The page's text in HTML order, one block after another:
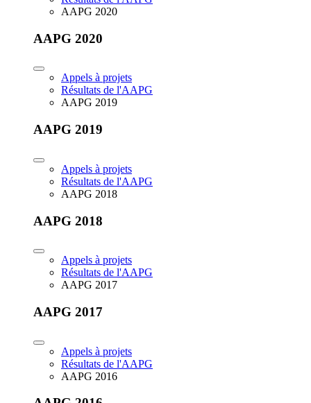
AAPG 2020
AAPG 2020
Appels à projets
Résultats de l'AAPG
AAPG 2019
AAPG 2019
Appels à projets
Résultats de l'AAPG
AAPG 2018
AAPG 2018
Appels à projets
Résultats de l'AAPG
AAPG 2017
AAPG 2017
Appels à projets
Résultats de l'AAPG
AAPG 2016